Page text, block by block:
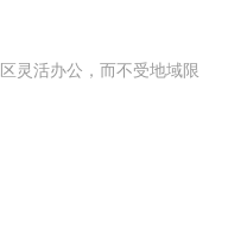
灵活办公，而不受地域限